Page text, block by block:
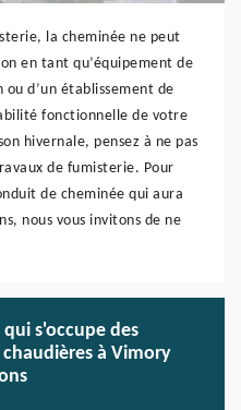
la cheminée ne peut
en tant qu’équipement de
d’un établissement de
fonctionnelle de votre
hivernale, pensez à ne pas
de fumisterie. Pour
de cheminée qui aura
nous vous invitons de ne
s'occupe des
à Vimory